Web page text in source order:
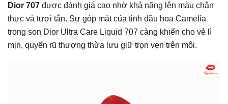
Dior 707 được đánh giá cao nhờ khả năng lên màu chân
thực và tươi tắn. Sự góp mặt của tinh dầu hoa Camelia
trong son Dior Ultra Care Liquid 707 càng khiến cho vẻ lì
mịn, quyến rũ thượng thừa lưu giữ trọn vẹn trên môi.